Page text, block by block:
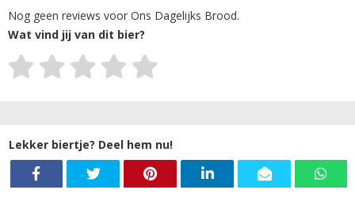
Nog geen reviews voor Ons Dagelijks Brood.
Wat vind jij van dit bier?
Lekker biertje? Deel hem nu!